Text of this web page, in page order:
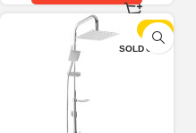
-10%
SOLD OUT